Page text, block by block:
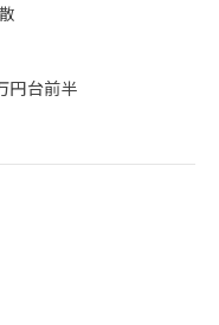
円台前半